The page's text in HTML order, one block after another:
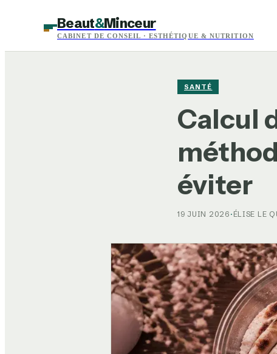
Beaut&Minceur
CABINET DE CONSEIL · ESTHÉTIQUE & NUTRITION
SANTÉ
Calcul
éviter
19 JUIN 2026 · ÉLISE LE